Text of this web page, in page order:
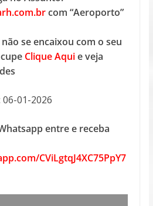
com “Aeroporto”
se encaixou com o seu
Clique Aquie veja
01-2026
entre e receba
CViLgtqJ4XC75PpY7